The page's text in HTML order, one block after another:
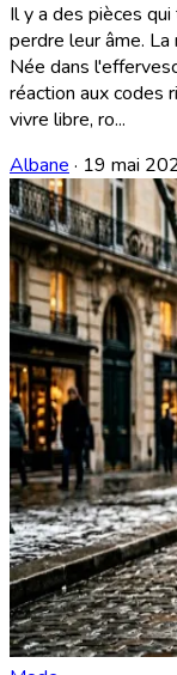
Il y a des pièces
perdre leur âme.
Née dans
réaction aux codes
vivre libre, ro...
Albane· 19 mai